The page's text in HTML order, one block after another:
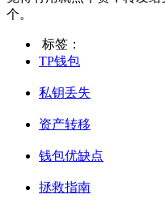
个。
标签：
TP钱包
私钥丢失
资产转移
钱包优缺点
拯救指南